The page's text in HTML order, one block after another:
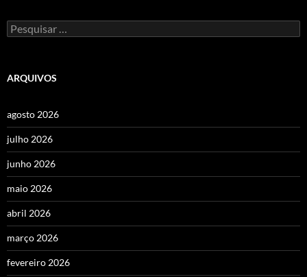
Pesquisar
por:
ARQUIVOS
agosto 2026
julho 2026
junho 2026
maio 2026
abril 2026
março 2026
fevereiro 2026